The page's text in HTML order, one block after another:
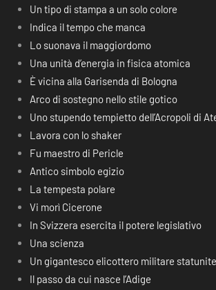
Un tipo di stampa a un solo colore
Indica il tempo che manca
Lo suonava il maggiordomo
Una unità d’energia in fisica atomica
È vicina alla Garisenda di Bologna
Arco di sostegno nello stile gotico
Uno stupendo tempietto dell’Acropoli di
Lavora con lo shaker
Fu maestro di Pericle
Antico simbolo egizio
La tempesta polare
Vi morì Cicerone
In Svizzera esercita il potere legislativo
Una scienza
Un gigantesco elicottero militare
Il passo da cui nasce l’Adige